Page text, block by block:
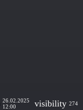
26.02.2025
12:00
visibility 274